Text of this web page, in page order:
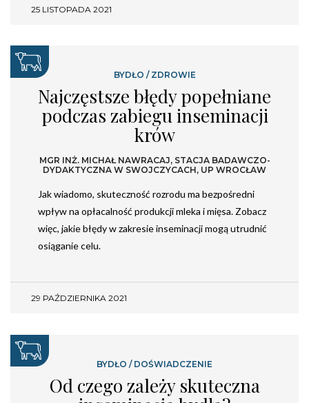
25 LISTOPADA 2021
BYDŁO / ZDROWIE
Najczęstsze błędy popełniane
podczas zabiegu inseminacji
krów
MGR INŻ. MICHAŁ NAWRACAJ, STACJA BADAWCZO-
DYDAKTYCZNA W SWOJCZYCACH, UP WROCŁAW
Jak wiadomo, skuteczność rozrodu ma bezpośredni
wpływ na opłacalność produkcji mleka i mięsa. Zobacz
więc, jakie błędy w zakresie inseminacji mogą utrudnić
osiąganie celu.
29 PAŹDZIERNIKA 2021
BYDŁO / DOŚWIADCZENIE
Od czego zależy skuteczna